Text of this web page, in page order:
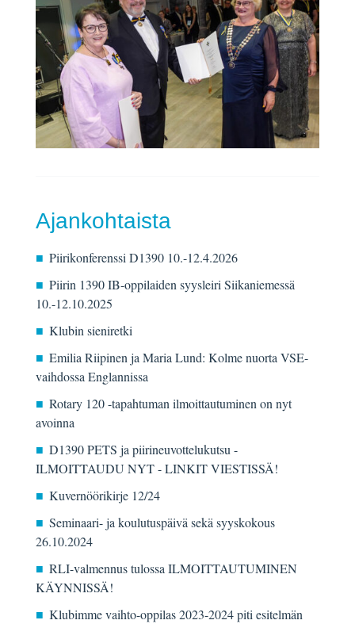
Ajankohtaista
Piirikonferenssi D1390 10.-12.4.2026
Piirin 1390 IB-oppilaiden syysleiri Siikaniemessä
10.-12.10.2025
Klubin sieniretki
Emilia Riipinen ja Maria Lund: Kolme nuorta VSE-
vaihdossa Englannissa
Rotary 120 -tapahtuman ilmoittautuminen on nyt
avoinna
D1390 PETS ja piirineuvottelukutsu -
ILMOITTAUDU NYT - LINKIT VIESTISSÄ!
Kuvernöörikirje 12/24
Seminaari- ja koulutuspäivä sekä syyskokous
26.10.2024
RLI-valmennus tulossa ILMOITTAUTUMINEN
KÄYNNISSÄ!
Klubimme vaihto-oppilas 2023-2024 piti esitelmän